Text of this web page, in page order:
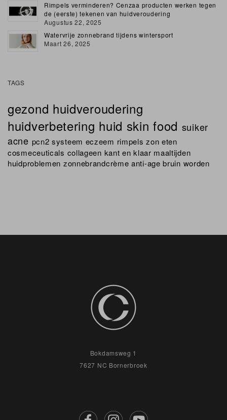
Rimpels verminderen? Cenzaa producten werken tegen
de (eerste) tekenen van huidveroudering
Augustus 22, 2025
Watervrije zonnebrand tijdens wintersport
Maart 26, 2025
TAGS
gezond huidveroudering
huidverbetering huid skinfood suiker
acne pcn2 systeem eczeem rimpelszon eten
cosmeceuticals collageen kant en klaar maaltijden
huidproblemen zonnebrandcrèmeanti-agebruin worden
Bokdamsweg 1
7627 NC Bornerbroek